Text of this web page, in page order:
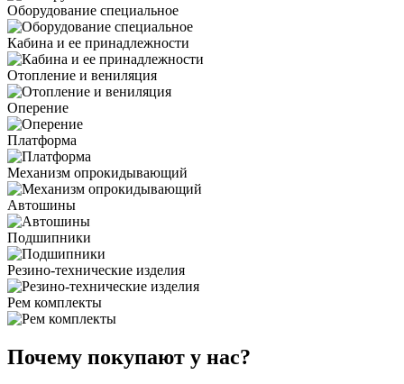
Оборудование специальное
Кабина и ее принадлежности
Отопление и вениляция
Оперение
Платформа
Механизм опрокидывающий
Автошины
Подшипники
Резино-технические изделия
Рем комплекты
Почему покупают у нас?